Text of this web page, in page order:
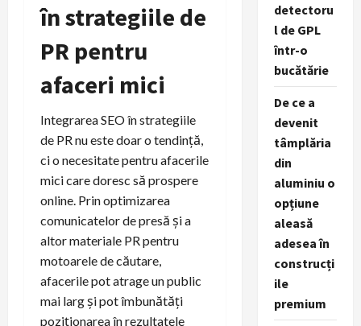
în strategiile de
PR pentru
afaceri mici
Integrarea SEO în strategiile
de PR nu este doar o tendință,
ci o necesitate pentru afacerile
mici care doresc să prospere
online. Prin optimizarea
comunicatelor de presă și a
altor materiale PR pentru
motoarele de căutare,
afacerile pot atrage un public
mai larg și pot îmbunătăți
poziționarea în rezultatele
detectoru
l de GPL
într-o
bucătărie
De ce a
devenit
tâmplăria
din
aluminiu o
opțiune
aleasă
adesea în
construcți
ile
premium